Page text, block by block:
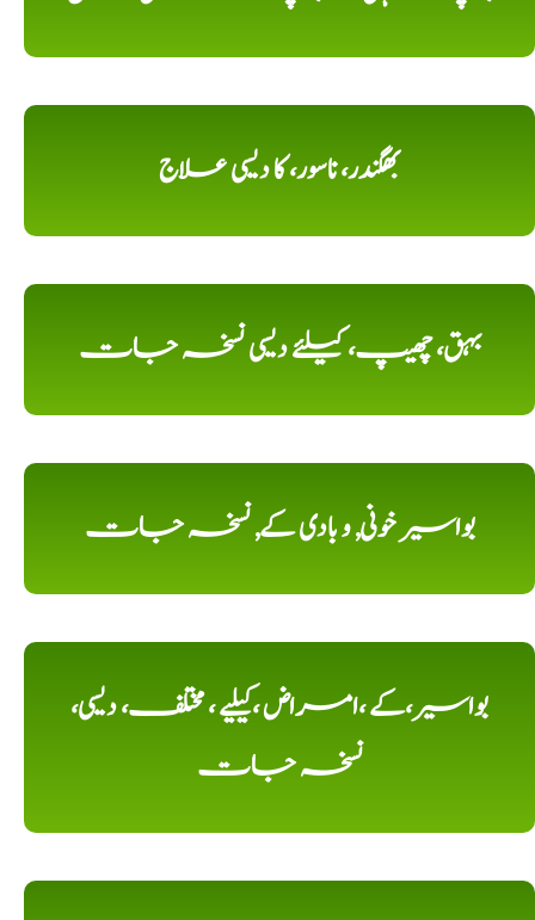
بھگندر، ناسور، کا دیسی علاج
بہق، چھیپ، کیلئے دیسی نسخہ جات
بواسیر خونی, و بادی کے, نسخہ جات
بواسیر،کے ،امراض ،کیلیے ، مختلف، دیسی،
نسخہ جات